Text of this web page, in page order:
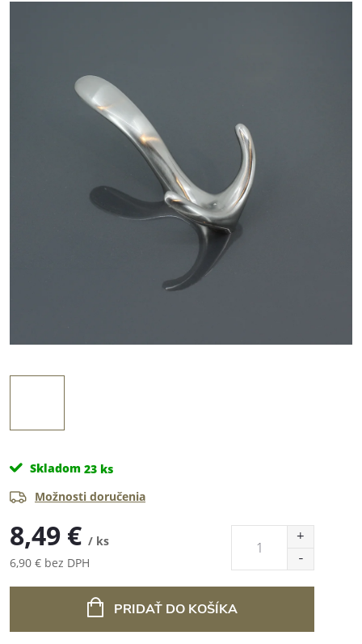
Skladom 23 ks
Možnosti doručenia
8,49 € / ks
6,90 € bez DPH
PRIDAŤ DO KOŠÍKA